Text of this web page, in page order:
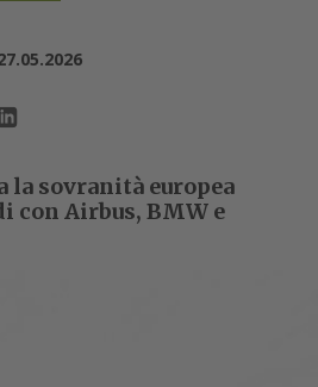
sovranità europea
con Airbus, BMW e